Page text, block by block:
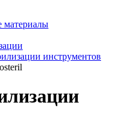
материалы
инструментов